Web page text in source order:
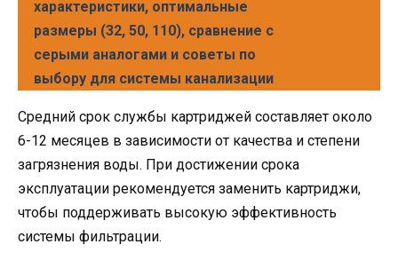
характеристики, оптимальные
размеры (32, 50, 110), сравнение с
серыми аналогами и советы по
выбору для системы канализации
Средний срок службы картриджей составляет около
6-12 месяцев в зависимости от качества и степени
загрязнения воды. При достижении срока
эксплуатации рекомендуется заменить картриджи,
чтобы поддерживать высокую эффективность
системы фильтрации.